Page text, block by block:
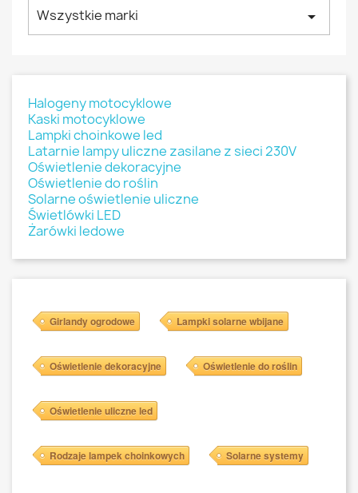
Wszystkie marki arrow_drop_down
Halogeny motocyklowe
Kaski motocyklowe
Lampki choinkowe led
Latarnie lampy uliczne zasilane z sieci 230V
Oświetlenie dekoracyjne
Oświetlenie do roślin
Solarne oświetlenie uliczne
Świetlówki LED
Żarówki ledowe
Girlandy ogrodowe Lampki solarne wbijane
Oświetlenie dekoracyjne Oświetlenie do roślin
Oświetlenie uliczne led
Rodzaje lampek choinkowych Solarne systemy